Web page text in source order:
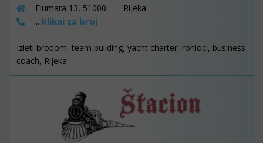
Fiumara 13, 51000 - Rijeka
... klikni za broj
Izleti brodom, team building, yacht charter, ronioci, business
coach, Rijeka